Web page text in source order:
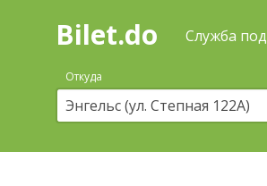
Поиск
покупка
билетов
автобус
онлайн
Bilet.do Служба
Откуда